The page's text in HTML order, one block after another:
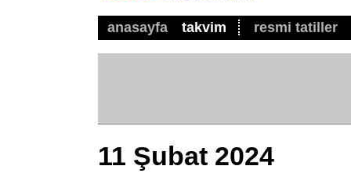
anasayfa takvim resmi tatiller
11 Şubat 2024